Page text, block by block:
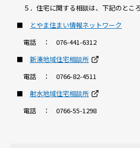
５．住宅に関する相談は、下記のところ
■
とやま住まい情報ネットワーク
電話 ： 076-441-6312
■ 新湊地域住宅相談所
電話 ： 0766-82-4511
■ 射水地域住宅相談所
電話 ： 0766-55-1298